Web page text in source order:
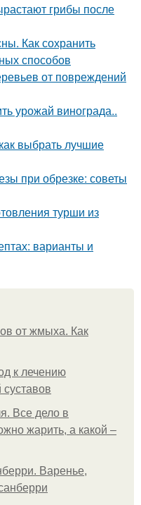
грибы после
Как сохранить
способов
от повреждений
урожай винограда..
выбрать лучшие
при обрезке: советы
турши из
варианты и
от жмыха. Как
к лечению
Все дело в
жарить, а какой –
Варенье,